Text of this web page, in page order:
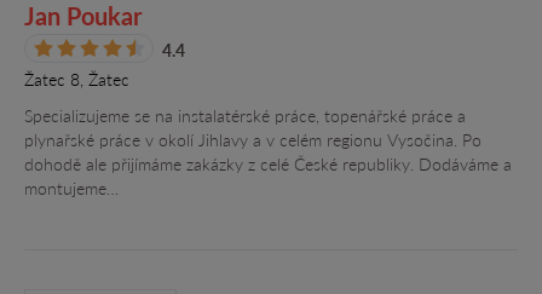
Jan Poukar
4.4
Žatec 8, Žatec
Specializujeme se na instalatérské práce, topenářské práce a
plynařské práce v okolí Jihlavy a v celém regionu Vysočina. Po
dohodě ale přijímáme zakázky z celé České republiky. Dodáváme a
montujeme…